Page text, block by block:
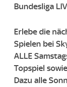
Bundesliga
​Erlebe die
Spielen bei
ALLE
Topspiel
Dazu alle